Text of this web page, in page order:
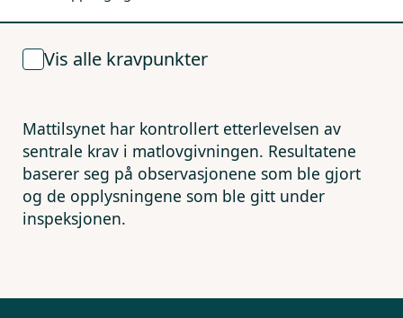
Vis alle kravpunkter
Mattilsynet har kontrollert etterlevelsen av
sentrale krav i matlovgivningen. Resultatene
baserer seg på observasjonene som ble gjort
og de opplysningene som ble gitt under
inspeksjonen.